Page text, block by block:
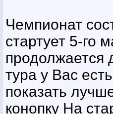
Чемпионат
стартует 5-го
продолжается
тура у Вас
показать
конопку На